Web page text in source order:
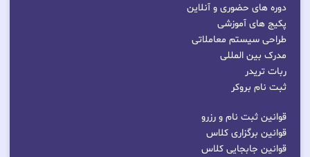
دوره های حضوری و آنلاین
پکیج های آموزشی
طراحی سیستم معاملاتی
مدرک بین المللی
ربات تریدر
ثبت نام بروکر
قوانین ثبت نام و رزرو
قوانین برگزاری کلاس
قوانین جابجایی کلاس